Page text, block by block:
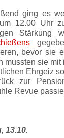
ging es
12.00 Uhr
Stärkung
bevor sie
mussten sie
Ehrgeiz
zur
Revue
13.10.